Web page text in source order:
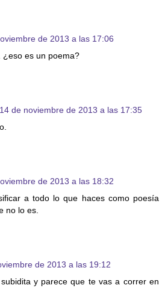
de 2013 a las 17:06
¿eso es un poema?
14 de noviembre de 2013 a las 17:35
de 2013 a las 18:32
a todo lo que haces como poesía
no lo es.
de 2013 a las 19:12
y parece que te vas a correr en